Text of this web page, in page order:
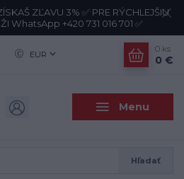
ZĽAVU 3% ✅ PRE RÝCHLEJŠIU
WhatsApp +420 731 016 701 ✅
Menu
EUR
Hľadať
0 ks
0 €